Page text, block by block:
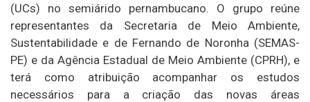
(UCs) no semiárido pernambucano. O grupo reúne
representantes da Secretaria de Meio Ambiente,
Sustentabilidade e de Fernando de Noronha (SEMAS-
PE) e da Agência Estadual de Meio Ambiente (CPRH), e
terá como atribuição acompanhar os estudos
necessários para a criação das novas áreas